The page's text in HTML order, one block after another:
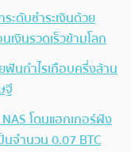
ะดับชำระเงินด้วย
เงินรวดเร็วข้ามโลก
นกำไรเกือบครึ่งล้าน
ฐี
NAS โดนแฮกเกอร์ฝัง
นจำนวน 0.07 BTC